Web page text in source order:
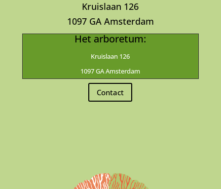
Kruislaan 126
1097 GA Amsterdam
Het arboretum:
Kruislaan 126
1097 GA Amsterdam
Contact